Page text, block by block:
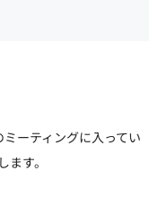
ーティングに入ってい
す。